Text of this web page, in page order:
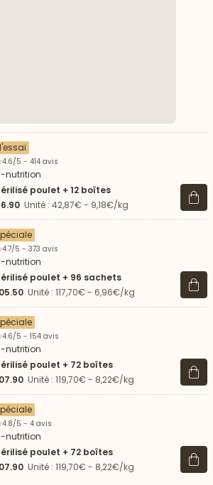
4.6/5 - 414 avis
nutrition
poulet + 12 boîtes
Unité : 42,87€ - 9,18€/kg Voir
4.7/5 - 373 avis
nutrition
poulet + 96 sachets
Unité : 117,70€ - 6,96€/kg Voir
4.6/5 - 154 avis
nutrition
poulet + 72 boîtes
Unité : 119,70€ - 8,22€/kg Voir
4.8/5 - 4 avis
nutrition
poulet + 72 boîtes
Unité : 119,70€ - 8,22€/kg Voir